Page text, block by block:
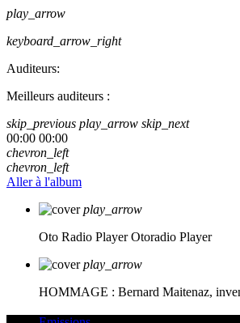
play_arrow
keyboard_arrow_right
Auditeurs:
Meilleurs auditeurs :
skip_previous play_arrow skip_next
00:00 00:00
chevron_left
chevron_left
Aller à l'album
play_arrow
Oto Radio Player Otoradio Player
play_arrow
HOMMAGE : Bernard Maitenaz,